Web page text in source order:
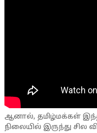
ஆனால், தமிழ்மக்கள்
நிலையில் இருந்து